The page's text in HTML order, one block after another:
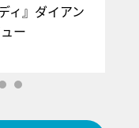
ィ』ダイアン
タビュー